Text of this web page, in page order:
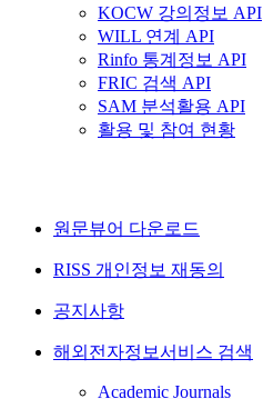
KOCW 강의정보 API
WILL 연계 API
Rinfo 통계정보 API
FRIC 검색 API
SAM 분석활용 API
활용 및 참여 현황
원문뷰어 다운로드
RISS 개인정보 재동의
공지사항
해외전자정보서비스 검색
Academic Journals